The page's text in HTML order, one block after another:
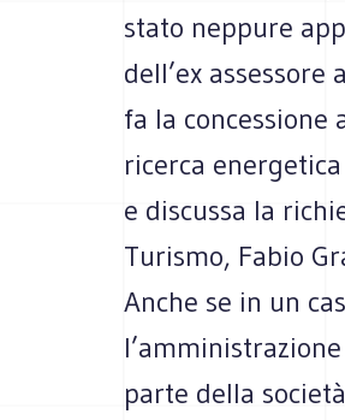
stato neppure
dell’ex
fa la concessione
ricerca
e discussa la
Turismo, Fabio
Anche se in un
parte della